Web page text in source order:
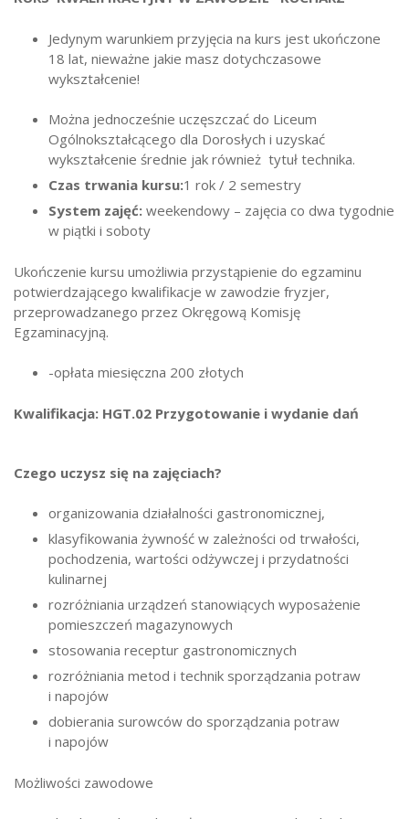
Bursa/Internat
Rekrutacja
Oferty pracy dla pracowników
Zadania realizowane z budżetu państwa
Jedynym warunkiem przyjęcia na kurs jest ukończone
18 lat, nieważne jakie masz dotychczasowe
wykształcenie!
Można jednocześnie uczęszczać do Liceum
Ogólnokształcącego dla Dorosłych i uzyskać
wykształcenie średnie jak również tytuł technika.
Czas trwania kursu:1 rok / 2 semestry
System zajęć: weekendowy – zajęcia co dwa tygodnie
w piątki i soboty
Ukończenie kursu umożliwia przystąpienie do egzaminu
potwierdzającego kwalifikacje w zawodzie fryzjer,
przeprowadzanego przez Okręgową Komisję
Egzaminacyjną.
-opłata miesięczna 200 złotych
Kwalifikacja: HGT.02 Przygotowanie i wydanie dań
Czego uczysz się na zajęciach?
organizowania działalności gastronomicznej,
klasyfikowania żywność w zależności od trwałości,
pochodzenia, wartości odżywczej i przydatności
kulinarnej
rozróżniania urządzeń stanowiących wyposażenie
pomieszczeń magazynowych
stosowania receptur gastronomicznych
rozróżniania metod i technik sporządzania potraw
i napojów
dobierania surowców do sporządzania potraw
i napojów
Możliwości zawodowe